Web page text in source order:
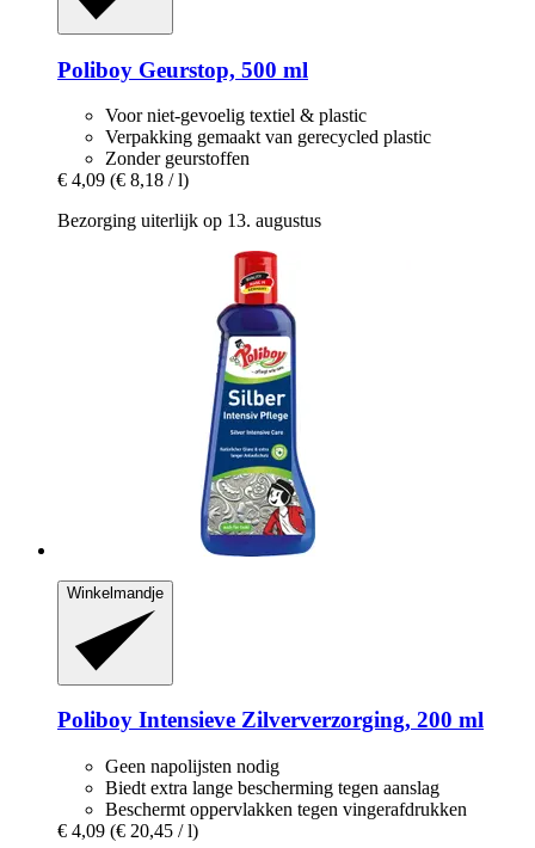
Poliboy Geurstop, 500 ml
Voor niet-gevoelig textiel & plastic
Verpakking gemaakt van gerecycled plastic
Zonder geurstoffen
€ 4,09 (€ 8,18 / l)
Bezorging uiterlijk op 13. augustus
Winkelmandje
Poliboy Intensieve Zilververzorging, 200 ml
Geen napolijsten nodig
Biedt extra lange bescherming tegen aanslag
Beschermt oppervlakken tegen vingerafdrukken
€ 4,09 (€ 20,45 / l)